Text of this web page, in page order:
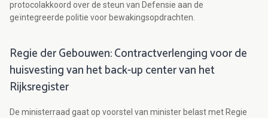
protocolakkoord over de steun van Defensie aan de
geïntegreerde politie voor bewakingsopdrachten.
Regie der Gebouwen: Contractverlenging voor de
huisvesting van het back-up center van het
Rijksregister
De ministerraad gaat op voorstel van minister belast met Regie